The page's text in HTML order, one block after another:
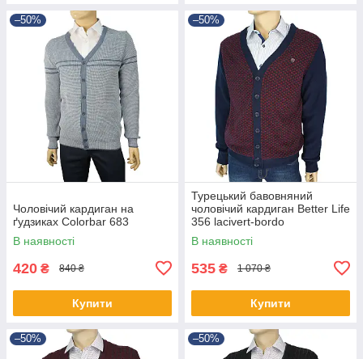
–50%
Чоловічий кардиган на
ґудзиках Colorbar 683
В наявності
420 ₴ 840 ₴
Купити
–50%
Турецький бавовняний
чоловічий кардиган Better Life
356 lacivert-bordo
В наявності
535 ₴ 1 070 ₴
Купити
–50% –50%